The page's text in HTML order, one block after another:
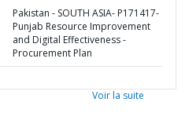
Pakistan - SOUTH ASIA- P171417-
Punjab Resource Improvement
and Digital Effectiveness -
Procurement Plan
Voir la suite